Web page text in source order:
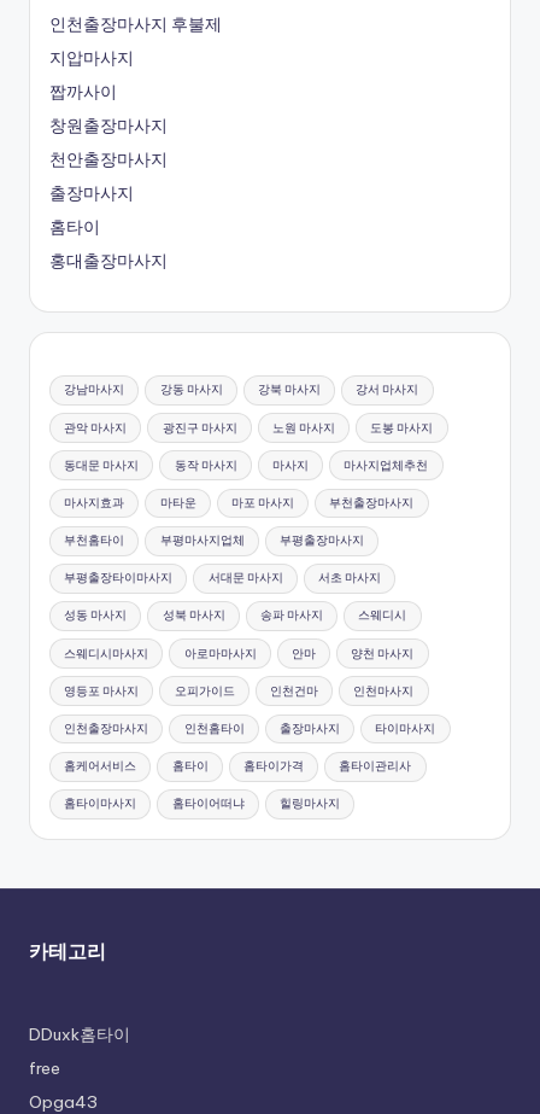
인천출장마사지 후불제
지압마사지
짭까사이
창원출장마사지
천안출장마사지
출장마사지
홈타이
홍대출장마사지
강남마사지 강동 마사지 강북 마사지 강서 마사지
관악 마사지 광진구 마사지 노원 마사지 도봉 마사지
동대문 마사지 동작 마사지 마사지 마사지업체추천
마사지효과 마타운 마포 마사지 부천출장마사지
부천홈타이 부평마사지업체 부평출장마사지
부평출장타이마사지 서대문 마사지 서초 마사지
성동 마사지 성북 마사지 송파 마사지 스웨디시
스웨디시마사지 아로마마사지 안마 양천 마사지
영등포 마사지 오피가이드 인천건마 인천마사지
인천출장마사지 인천홈타이 출장마사지 타이마사지
홈케어서비스 홈타이 홈타이가격 홈타이관리사
홈타이마사지 홈타이어떠냐 힐링마사지
카테고리
DDuxk홈타이
free
Opga43